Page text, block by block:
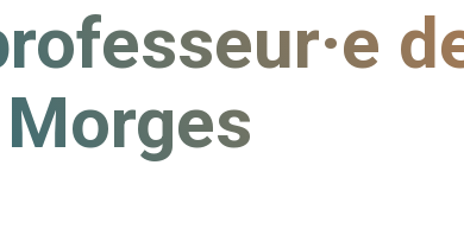
Morges